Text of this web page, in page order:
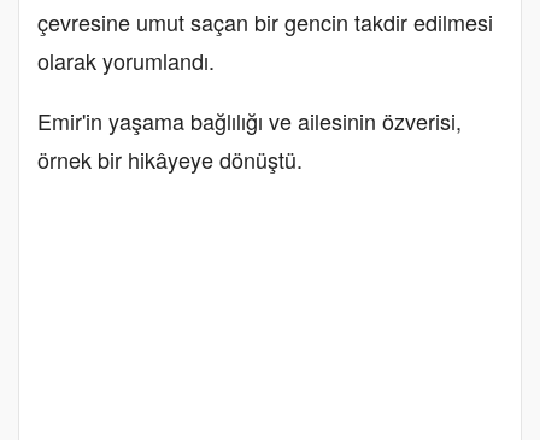
çevresine umut saçan bir gencin takdir edilmesi
olarak yorumlandı.
Emir'in yaşama bağlılığı ve ailesinin özverisi,
örnek bir hikâyeye dönüştü.